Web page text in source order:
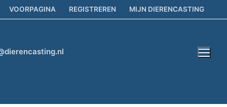
VOORPAGINA REGISTREREN MIJN DIERENCASTING